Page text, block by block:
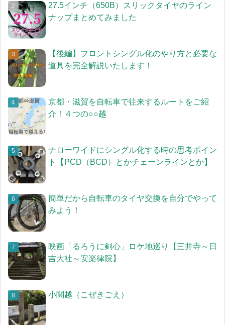
27.5インチ（650B）スリックタイヤのライン
ナップまとめてみました
【後編】フロントシングル化のやり方と必要な
道具を完全解説いたします！
京都・滋賀を自転車で往来するルートをご紹
介！４つの○○越
ナローワイドにシングル化する時の思考ポイン
ト【PCD（BCD）とかチェーンラインとか】
簡単だから自転車のタイヤ交換を自分でやって
みよう！
映画「るろうに剣心」ロケ地巡り【三井寺～日
吉大社～安楽律院】
小関越（こぜきごえ）